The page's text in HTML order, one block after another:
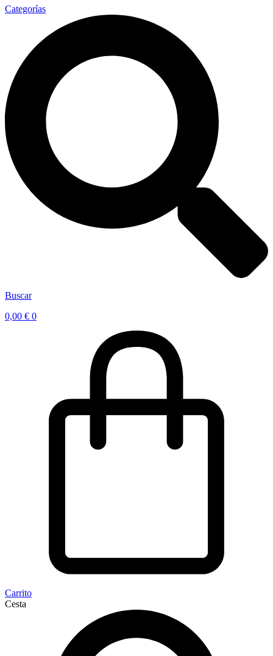
Categorías
Buscar
0,00 € 0
Carrito
Cesta